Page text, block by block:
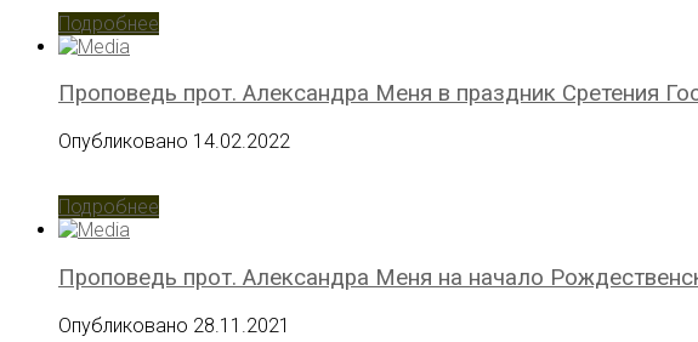
Подробнее
Проповедь прот. Александра Меня в праздник Сретения
Опубликовано 14.02.2022
Подробнее
Проповедь прот. Александра Меня на начало
Опубликовано 28.11.2021